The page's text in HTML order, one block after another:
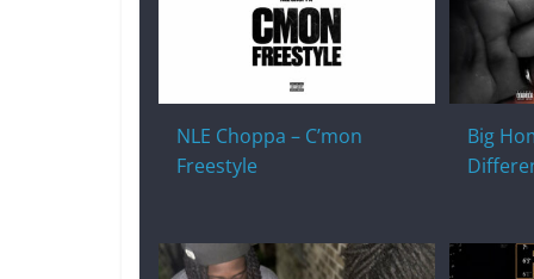
NLE Choppa – C’mon
Freestyle
Big